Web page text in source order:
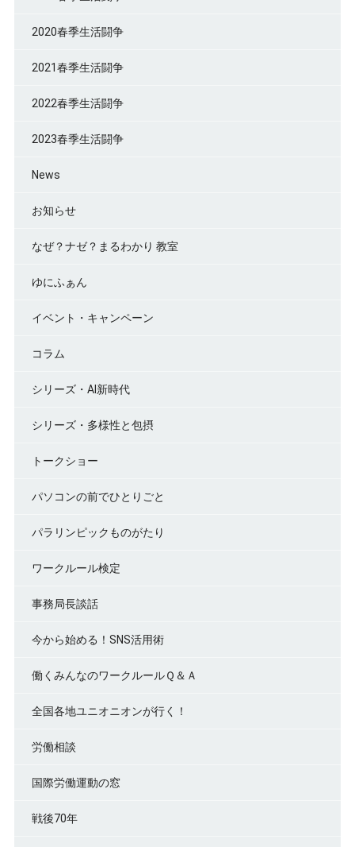
2020春季生活闘争
2021春季生活闘争
2022春季生活闘争
2023春季生活闘争
News
お知らせ
なぜ？ナゼ？まるわかり 教室
ゆにふぁん
イベント・キャンペーン
コラム
シリーズ・AI新時代
シリーズ・多様性と包摂
トークショー
パソコンの前でひとりごと
パラリンピックものがたり
ワークルール検定
事務局長談話
今から始める！SNS活用術
働くみんなのワークルールＱ＆Ａ
全国各地ユニオニオンが行く！
労働相談
国際労働運動の窓
戦後70年